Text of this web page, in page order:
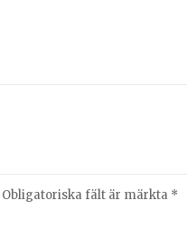
Obligatoriska fält är märkta *